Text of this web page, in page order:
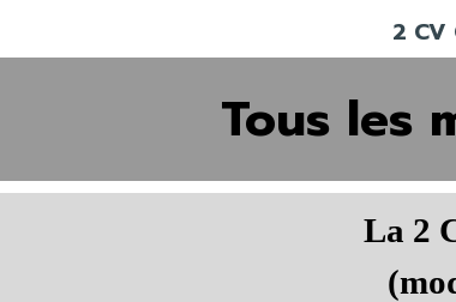
2 CV
Tous les
La 2